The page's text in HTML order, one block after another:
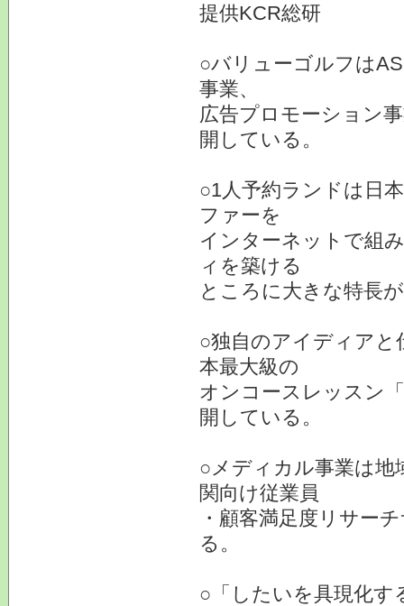
提供KCR総研
○バリューゴルフは
事業、
広告プロモーション
開している。
○1人予約ランドは日
ファーを
インターネットで組
ィを築ける
ところに大きな特長
○独自のアイディアと
本最大級の
オンコースレッスン
開している。
○メディカル事業は地
関向け従業員
・顧客満足度リサー
る。
○「したいを具現化す